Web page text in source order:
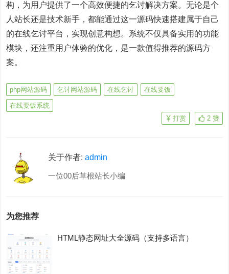
构，为用户提供了一个高效便捷的乞讨解决方案。无论是个
人站长还是技术新手，都能通过这一源码快速搭建属于自己
的在线乞讨平台，实现创意构想。系统不仅具备实用的功能
模块，还注重用户体验的优化，是一款值得推荐的源码方
案。
php网站源码 乞讨网站源码 在线乞讨 在线要饭
在线要饭系统
2 赞
打赏
关于作者:admin
一位00后草根站长小编
为您推荐
HTML静态网址大全源码（支持多语言）